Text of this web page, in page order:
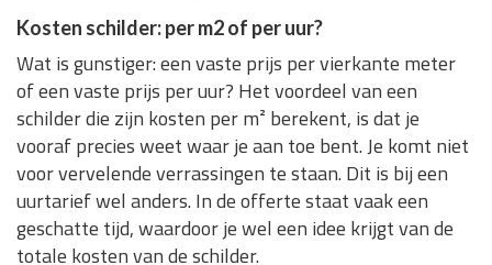
Kosten schilder: per m2 of per uur?
Wat is gunstiger: een vaste prijs per vierkante meter
of een vaste prijs per uur? Het voordeel van een
schilder die zijn kosten per m² berekent, is dat je
vooraf precies weet waar je aan toe bent. Je komt niet
voor vervelende verrassingen te staan. Dit is bij een
uurtarief wel anders. In de offerte staat vaak een
geschatte tijd, waardoor je wel een idee krijgt van de
totale kosten van de schilder.